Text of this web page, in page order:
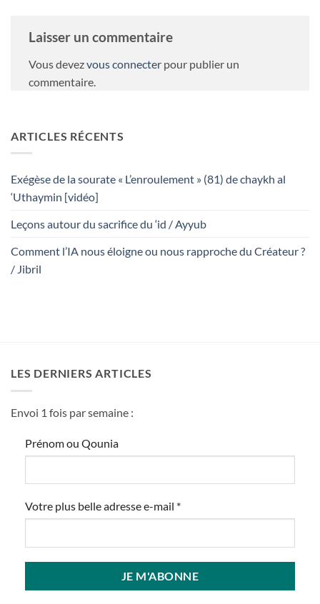
Laisser un commentaire
Vous devezvous connecter pour publier un
commentaire.
ARTICLES RÉCENTS
Exégèse de la sourate « L’enroulement » (81) de chaykh al
‘Uthaymin [vidéo]
Leçons autour du sacrifice du ‘id / Ayyub
Comment l’IA nous éloigne ou nous rapproche du Créateur ?
/ Jibril
LES DERNIERS ARTICLES
Envoi 1 fois par semaine :
Prénom ou Qounia
Votre plus belle adresse e-mail *